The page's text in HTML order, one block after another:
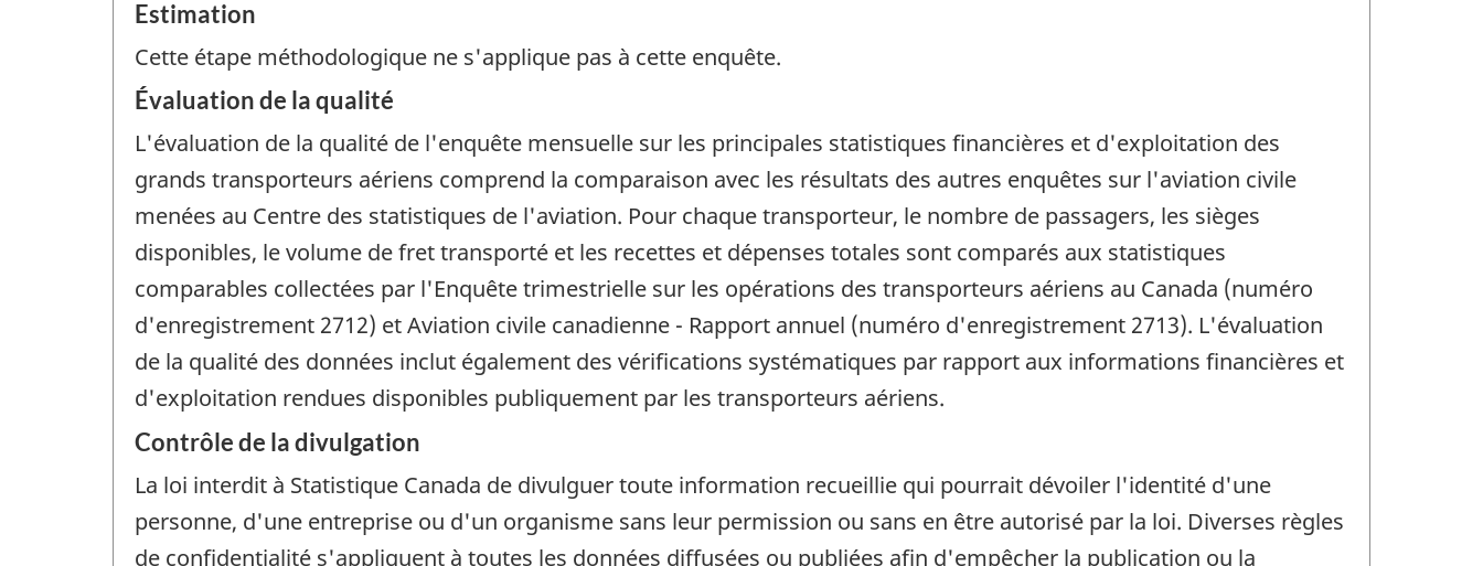
Estimation
Cette étape méthodologique ne s'applique pas à cette enquête.
Évaluation de la qualité
L'évaluation de la qualité de l'enquête mensuelle sur les principales statistiques financières et d'exploitation des
grands transporteurs aériens comprend la comparaison avec les résultats des autres enquêtes sur l'aviation civile
menées au Centre des statistiques de l'aviation. Pour chaque transporteur, le nombre de passagers, les sièges
disponibles, le volume de fret transporté et les recettes et dépenses totales sont comparés aux statistiques
comparables collectées par l'Enquête trimestrielle sur les opérations des transporteurs aériens au Canada (numéro
d'enregistrement 2712) et Aviation civile canadienne - Rapport annuel (numéro d'enregistrement 2713). L'évaluation
de la qualité des données inclut également des vérifications systématiques par rapport aux informations financières et
d'exploitation rendues disponibles publiquement par les transporteurs aériens.
Contrôle de la divulgation
La loi interdit à Statistique Canada de divulguer toute information recueillie qui pourrait dévoiler l'identité d'une
personne, d'une entreprise ou d'un organisme sans leur permission ou sans en être autorisé par la loi. Diverses règles
de confidentialité s'appliquent à toutes les données diffusées ou publiées afin d'empêcher la publication ou la